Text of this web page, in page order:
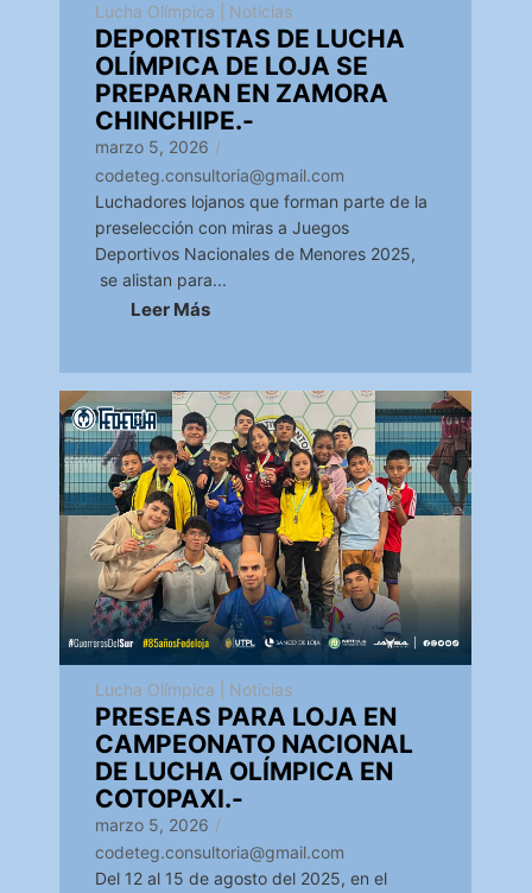
Lucha Olímpica Noticias
DEPORTISTAS DE LUCHA
OLÍMPICA DE LOJA SE
PREPARAN EN ZAMORA
CHINCHIPE.-
marzo 5, 2026 /
codeteg.consultoria@gmail.com
Luchadores lojanos que forman parte de la
preselección con miras a Juegos
Deportivos Nacionales de Menores 2025,
se alistan para...
Leer Más
Lucha Olímpica Noticias
PRESEAS PARA LOJA EN
CAMPEONATO NACIONAL
DE LUCHA OLÍMPICA EN
COTOPAXI.-
marzo 5, 2026 /
codeteg.consultoria@gmail.com
Del 12 al 15 de agosto del 2025, en el